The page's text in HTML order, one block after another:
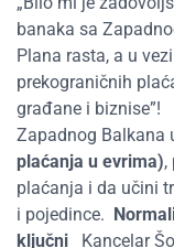
banaka sa
Plana rasta, a u
prekograničnih
građane i biznise”!
Zapadnog Balkana
plaćanja u evrima),
plaćanja i da učini
i pojedince.
ključni
Kancelar